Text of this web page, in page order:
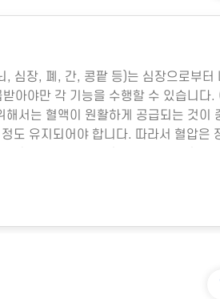
서의 건강문제(실내공기오염)
정 다수가 이용하는 시설로 지하철 역
관, 종합병원, 영화관 등이 포함됩니다
오염 물질, 휘발성유기화합물, 일산화
되면 호흡기 질환 등 다양한 건강 문제
있습니다. 이러한 건강 문제는 적절한 환